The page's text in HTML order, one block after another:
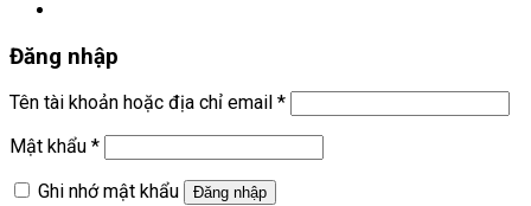
Đăng nhập
Tên tài khoản hoặc địa chỉ email *
Mật khẩu *
Ghi nhớ mật khẩu
Đăng nhập